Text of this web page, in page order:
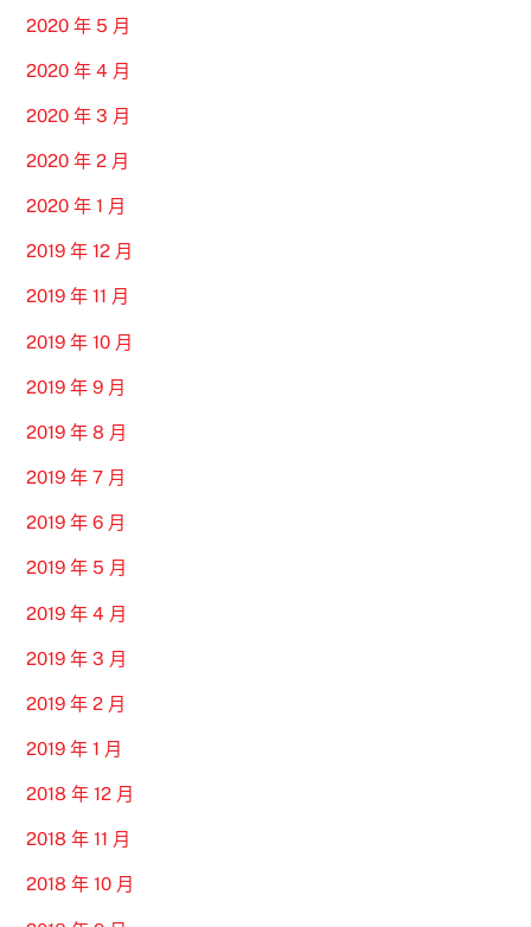
2020 年 5 月
2020 年 4 月
2020 年 3 月
2020 年 2 月
2020 年 1 月
2019 年 12 月
2019 年 11 月
2019 年 10 月
2019 年 9 月
2019 年 8 月
2019 年 7 月
2019 年 6 月
2019 年 5 月
2019 年 4 月
2019 年 3 月
2019 年 2 月
2019 年 1 月
2018 年 12 月
2018 年 11 月
2018 年 10 月